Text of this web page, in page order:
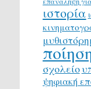
ιστορία
σχολείο
ψηφιακή